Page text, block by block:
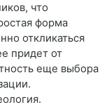
что
форма
откликаться
придет от
еще выбора